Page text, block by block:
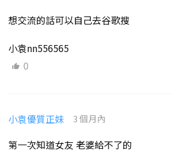
想交流的話可以自己去谷歌搜
小袁nn556565
0
小袁優質正妹 3 個月內
第一次知道女友 老婆給不了的